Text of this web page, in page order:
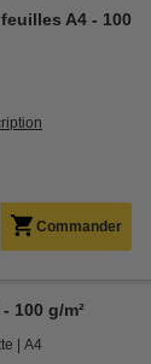
A4 - 100
Commander
100 g/m²
A4